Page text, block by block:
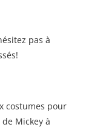
pas à
costumes pour
Mickey à